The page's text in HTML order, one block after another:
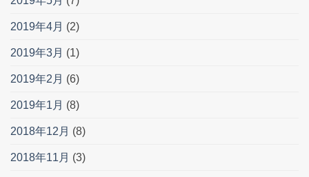
2019年4月 (2)
2019年3月 (1)
2019年2月 (6)
2019年1月 (8)
2018年12月 (8)
2018年11月 (3)